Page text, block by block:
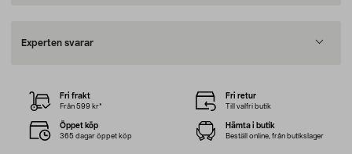
Experten svarar
Fri frakt
Från 599 kr*
Fri retur
Till valfri butik
Öppet köp
365 dagar öppet köp
Hämta i butik
Beställ online, från butikslager